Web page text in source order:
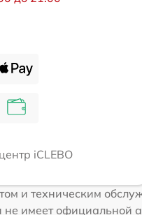
iCLEBO
и техническим
не имеет официальной